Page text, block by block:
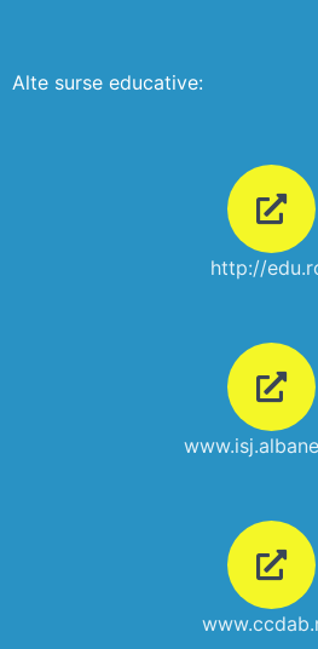
Alte surse educative:
http://